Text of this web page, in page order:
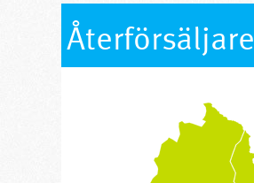
Återförsäljare